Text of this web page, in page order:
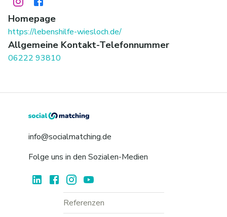
Homepage
https://lebenshilfe-wiesloch.de/
Allgemeine Kontakt-Telefonnummer
06222 93810
info@socialmatching.de
Folge uns in den Sozialen-Medien
Referenzen